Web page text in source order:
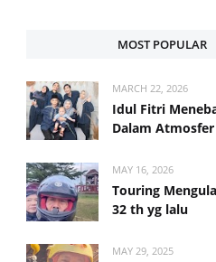
MOST POPULAR
MARCH 22, 2026
Idul Fitri
Dalam
MAY 16, 2026
Touring
32 th yg lalu
MAY 29, 2025